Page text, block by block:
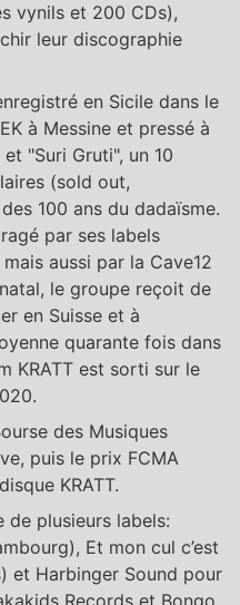
vynils et 200 CDs),
leur discographie
en Sicile dans le
à Messine et pressé à
"Suri Gruti", un 10
(sold out,
100 ans du dadaïsme.
par ses labels
aussi par la Cave12
le groupe reçoit de
en Suisse et à
quarante fois dans
KRATT est sorti sur le
des Musiques
puis le prix FCMA
KRATT.
plusieurs labels:
Et mon cul c’est
et Harbinger Sound pour
Records et Bongo